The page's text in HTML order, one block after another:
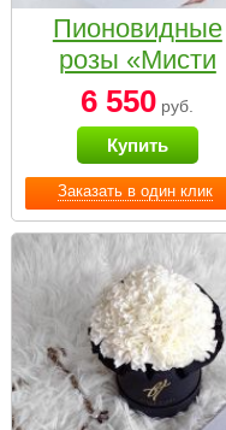
Заказать в один клик
Пионовидные
розы «Мисти
бабблс» в белой
коробке Small
6 550 руб.
Купить